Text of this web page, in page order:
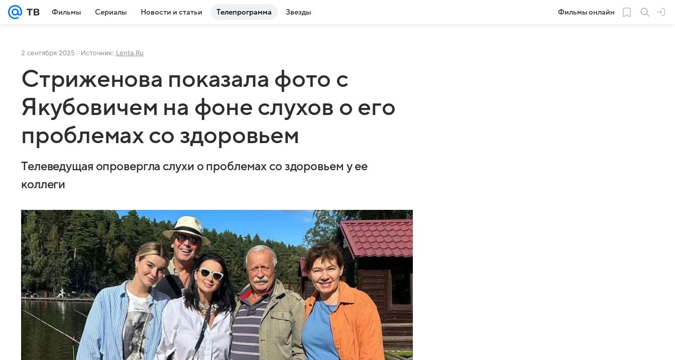
Фильмы Сериалы Новости и статьи Телепрограмма Звезды Фильмы онлайн
2 сентября 2025 Источник: Lenta.Ru
Стриженова показала фото с
Якубовичем на фоне слухов о его
проблемах со здоровьем
Телеведущая опровергла слухи о проблемах со здоровьем у ее
коллеги